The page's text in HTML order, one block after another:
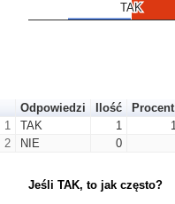
TAK
TAK
Odpowiedzi Ilość
Procent
1
TAK 1
2
NIE 0
Jeśli TAK, to jak często?